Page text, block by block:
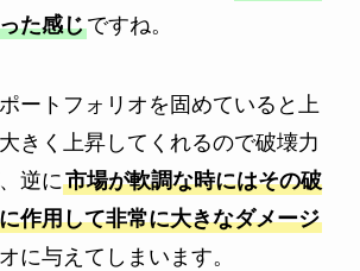
た感じですね。
ートフォリオを固めていると上
きく上昇してくれるので破壊力
逆に市場が軟調な時にはその破
作用して非常に大きなダメージ
に与えてしまいます。